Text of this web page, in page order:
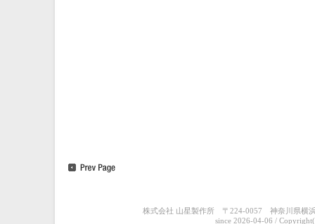
株式会社 山星製作所 〒224-0057 神奈川県横
since 2026-04-06 /